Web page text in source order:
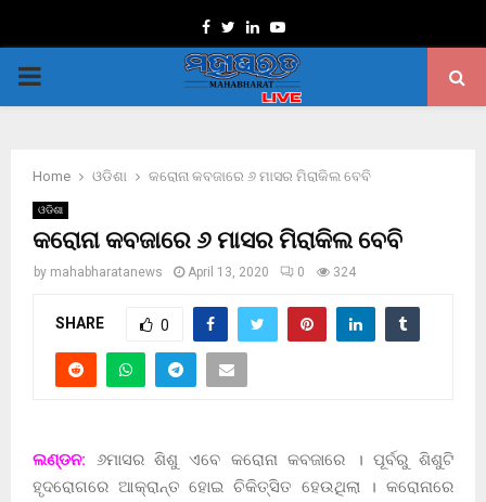
Facebook
TwitterLinkedinYoutube
PRIMARY
Home ଓଡିଶା କରୋନା କବଜାରେ ୬ ମାସର ମିରାକିଲ ବେବି
ଓଡିଶା
କରୋନା କବଜାରେ ୬ ମାସର ମିରାକିଲ ବେବି
by mahabharatanews April 13, 2020 0 324
SHARE 0
ଲଣ୍ଡନ:
୬ମାସର ଶିଶୁ ଏବେ କରୋନା କବଜାରେ । ପୂର୍ବରୁ ଶିଶୁଟି
ହୃଦରୋଗରେ ଆକ୍ରାନ୍ତ ହୋଇ ଚିକିତ୍ସିତ ହେଉଥିଲା । କରୋନାରେ